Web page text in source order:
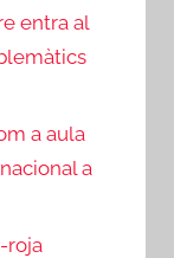
entra al
a aula
a
roja